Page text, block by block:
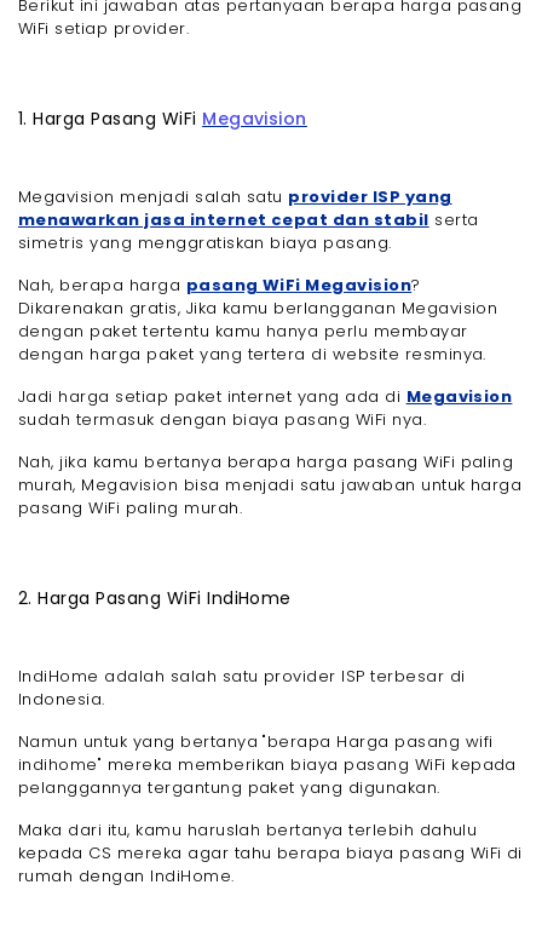
Berikut ini jawaban atas pertanyaan berapa harga pasang
WiFi setiap provider.
1. Harga Pasang WiFi Megavision
Megavision menjadi salah satu provider ISP yang
menawarkan jasa internet cepat dan stabil serta
simetris yang menggratiskan biaya pasang.
Nah, berapa harga pasang WiFi Megavision?
Dikarenakan gratis, Jika kamu berlangganan Megavision
dengan paket tertentu kamu hanya perlu membayar
dengan harga paket yang tertera di website resminya.
Jadi harga setiap paket internet yang ada di Megavision
sudah termasuk dengan biaya pasang WiFi nya.
Nah, jika kamu bertanya berapa harga pasang WiFi paling
murah, Megavision bisa menjadi satu jawaban untuk harga
pasang WiFi paling murah.
2. Harga Pasang WiFi IndiHome
IndiHome adalah salah satu provider ISP terbesar di
Indonesia.
Namun untuk yang bertanya "berapa Harga pasang wifi
indihome" mereka memberikan biaya pasang WiFi kepada
pelanggannya tergantung paket yang digunakan.
Maka dari itu, kamu haruslah bertanya terlebih dahulu
kepada CS mereka agar tahu berapa biaya pasang WiFi di
rumah dengan IndiHome.